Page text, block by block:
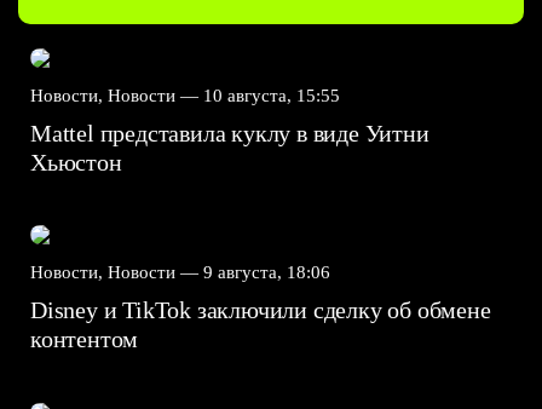
Новости, Новости — 10 августа, 15:55
Mattel представила куклу в виде Уитни
Хьюстон
Новости, Новости — 9 августа, 18:06
Disney и TikTok заключили сделку об обмене
контентом